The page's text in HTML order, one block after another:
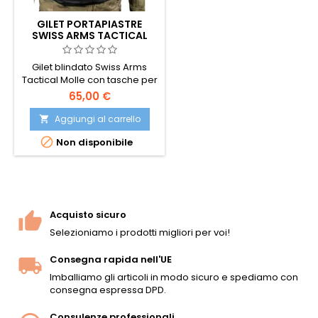
GILET PORTAPIASTRE
SWISS ARMS TACTICAL
MOLLE
Gilet blindato Swiss Arms
Tactical Molle con tasche per
caricatori e attacchi per
accessori del sistema Molle.
65,00 €
 Aggiungi al carrello
 Non disponibile
Acquisto sicuro
Selezioniamo i prodotti migliori per voi!
Consegna rapida nell'UE
Imballiamo gli articoli in modo sicuro e spediamo con
consegna espressa DPD.